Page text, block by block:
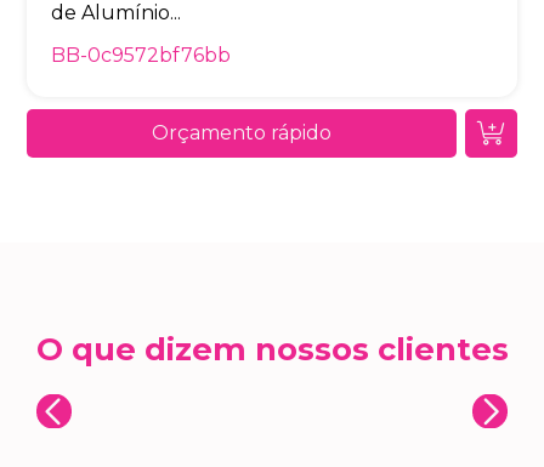
de Alumínio...
BB-0c9572bf76bb
Orçamento rápido
O que dizem nossos clientes